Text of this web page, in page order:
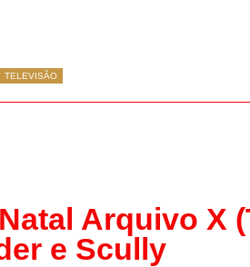
TELEVISÃO
Arquivo X
e Scully